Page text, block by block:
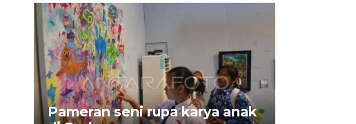
Pameran seni rupa karya anak